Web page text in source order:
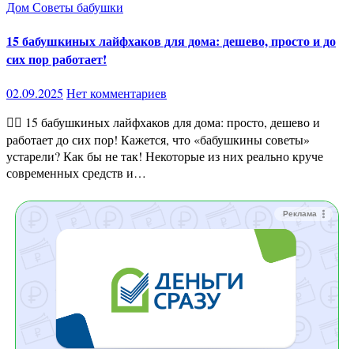
ДомСоветы бабушки
15 бабушкиных лайфхаков для дома: дешево, просто и до
сих пор работает!
02.09.2025 Нет комментариев
🧙‍♀️ 15 бабушкиных лайфхаков для дома: просто, дешево и
работает до сих пор! Кажется, что «бабушкины советы»
устарели? Как бы не так! Некоторые из них реально круче
современных средств и…
Реклама